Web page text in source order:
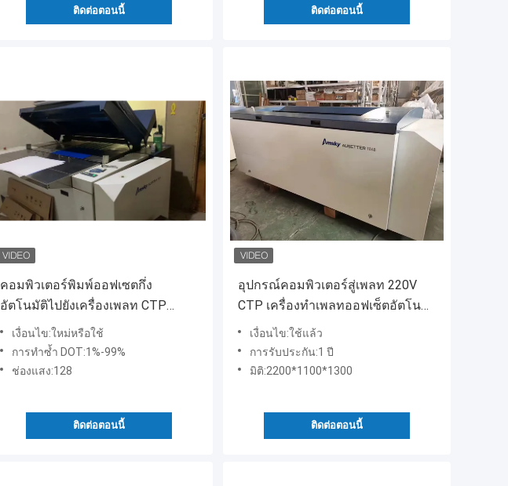
ติดต่อตอนนี้ ติดต่อตอนนี้
คอมพิวเตอร์พิมพ์ออฟเซตกึ่ง
อัตโนมัติไปยังเครื่องเพลท CTP
Maker 50-60HZ
เงื่อนไข:ใหม่หรือใช้
การทำซ้ำ DOT:1%-99%
ช่องแสง:128
ติดต่อตอนนี้
อุปกรณ์คอมพิวเตอร์สู่เพลท 220V
CTP เครื่องทำเพลทออฟเซ็ตอัตโน
มัติเต็มรูปแบบ
เงื่อนไข:ใช้แล้ว
การรับประกัน:1 ปี
มิติ:2200*1100*1300
ติดต่อตอนนี้